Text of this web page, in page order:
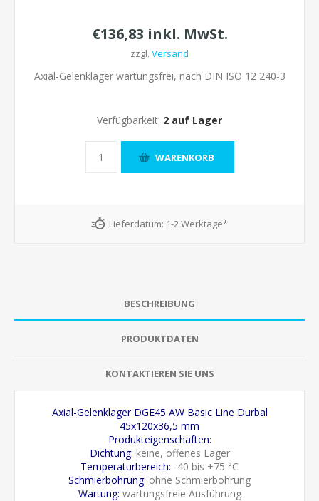
€136,83 inkl. MwSt.
zzgl. Versand
Axial-Gelenklager wartungsfrei, nach DIN ISO 12 240-3
Verfügbarkeit: 2 auf Lager
Lieferdatum: 1-2 Werktage*
BESCHREIBUNG
PRODUKTDATEN
KONTAKTIEREN SIE UNS
Axial-Gelenklager DGE45 AW Basic Line Durbal
45x120x36,5 mm
Produkteigenschaften:
Dichtung: keine, offenes Lager
Temperaturbereich: -40 bis +75 °C
Schmierbohrung: ohne Schmierbohrung
Wartung: wartungsfreie Ausführung